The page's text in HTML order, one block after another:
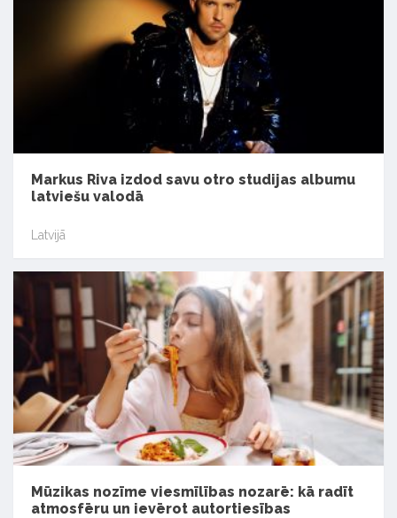
Markus Riva izdod savu otro studijas albumu
latviešu valodā
Latvijā
Mūzikas nozīme viesmīlības nozarē: kā radīt
atmosfēru un ievērot autortiesības